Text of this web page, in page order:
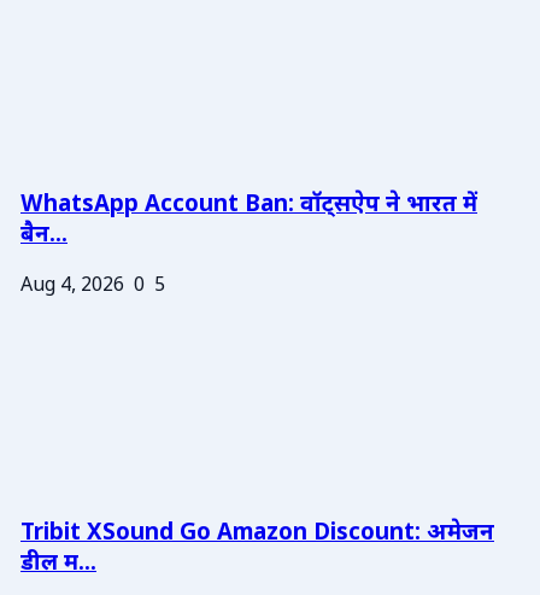
WhatsApp Account Ban: वॉट्सऐप ने भारत में
बैन...
Aug 4, 2026 0 5
Tribit XSound Go Amazon Discount: अमेजन
डील म...